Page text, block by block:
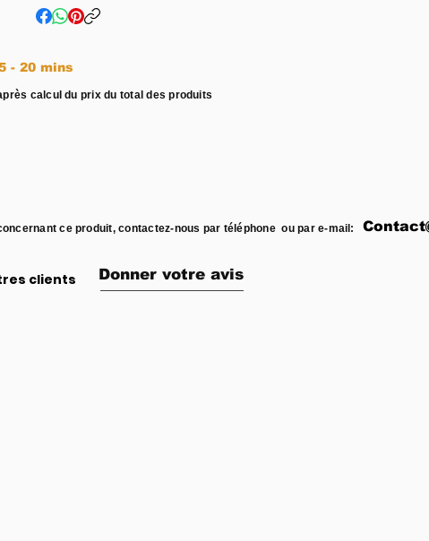
rapide entre 15 - 20 mins
calcul du prix du total des produits
ce produit, contactez-nous par téléphone ou par e-mail:
clients Donner votre avis